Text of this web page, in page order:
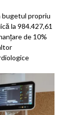
bugetul propriu
la 984.427,61
de 10%